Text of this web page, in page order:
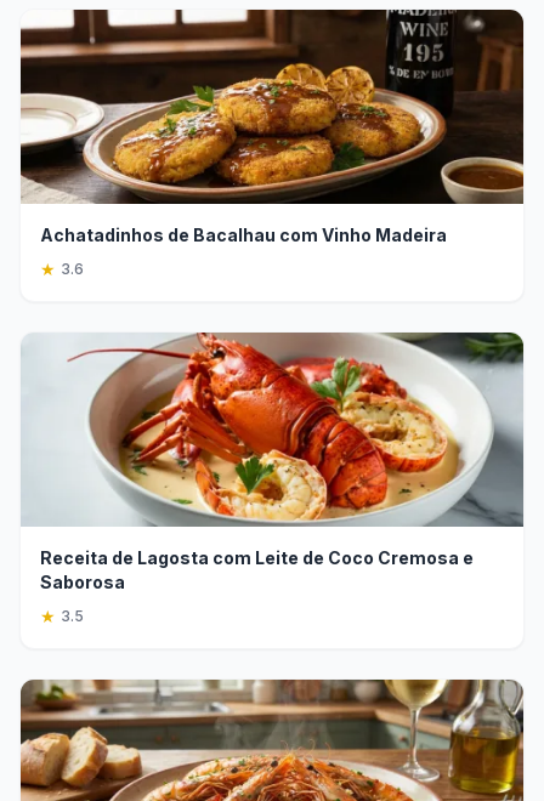
Achatadinhos de Bacalhau com Vinho Madeira
★ 3.6
Receita de Lagosta com Leite de Coco Cremosa e
Saborosa
★ 3.5